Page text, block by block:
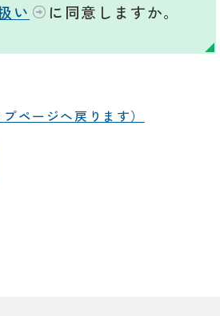
い
に同意しますか。
ページへ戻ります）